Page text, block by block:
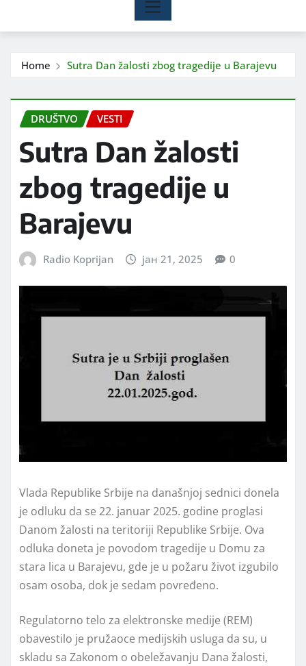
Home Sutra Dan žalosti zbog tragedije u Barajevu
DRUŠTVO VESTI
Sutra Dan žalosti
zbog tragedije u
Barajevu
Radio Koprijan јан 21, 2025 0
Vlada Republike Srbije na današnjoj sednici donela
je odluku da se 22. januar 2025. godine proglasi
Danom žalosti na teritoriji Republike Srbije. Ova
odluka doneta je povodom tragedije u Domu za
stara lica u Barajevu, gde je u požaru život izgubilo
osam osoba, dok je sedam povređeno.
Regulatorno telo za elektronske medije (REM)
obavestilo je pružaoce medijskih usluga da su, u
skladu sa Zakonom o obeležavanju Dana žalosti,